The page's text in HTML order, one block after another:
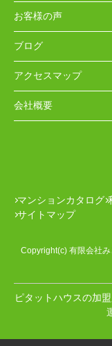
お客様の声
ブログ
アクセスマップ
会社概要
マンションカタログ
サイトマップ
Copyright(c) 有限会社
ピタットハウスの加